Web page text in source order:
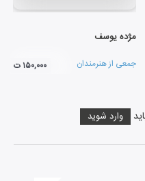
مژده یوسف
جمعی از هنرمندان ۱۵۰,۰۰۰ ت
وارد شوید